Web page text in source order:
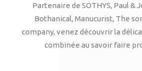
Partenaire de SOTHYS, Paul &
Bothanical, Manucurist, The
company, venez découvrir la
combinée au savoir faire